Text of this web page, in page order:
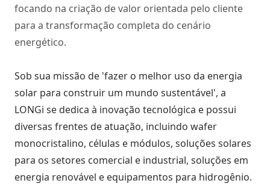
focando na criação de valor orientada pelo cliente
para a transformação completa do cenário
energético.
Sob sua missão de 'fazer o melhor uso da energia
solar para construir um mundo sustentável', a
LONGi se dedica à inovação tecnológica e possui
diversas frentes de atuação, incluindo wafer
monocristalino, células e módulos, soluções solares
para os setores comercial e industrial, soluções em
energia renovável e equipamentos para hidrogênio.